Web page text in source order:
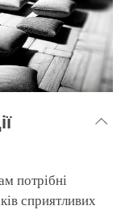
потрібні
сприятливих